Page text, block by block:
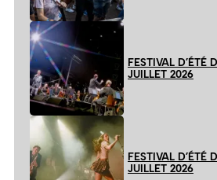
FESTIVAL D’ÉTÉ
JUILLET 2026
FESTIVAL D’ÉTÉ
JUILLET 2026